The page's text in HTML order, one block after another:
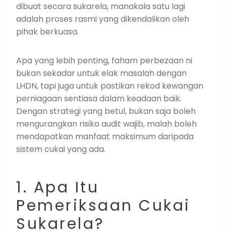
dibuat secara sukarela, manakala satu lagi
adalah proses rasmi yang dikendalikan oleh
pihak berkuasa.
Apa yang lebih penting, faham perbezaan ni
bukan sekadar untuk elak masalah dengan
LHDN, tapi juga untuk pastikan rekod kewangan
perniagaan sentiasa dalam keadaan baik.
Dengan strategi yang betul, bukan saja boleh
mengurangkan risiko audit wajib, malah boleh
mendapatkan manfaat maksimum daripada
sistem cukai yang ada.
1. Apa Itu
Pemeriksaan Cukai
Sukarela?